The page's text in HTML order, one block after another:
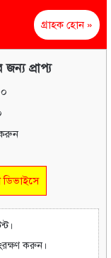
গ্রাহক হোন »
জন্য প্রাপ্য
করুন
করুন।